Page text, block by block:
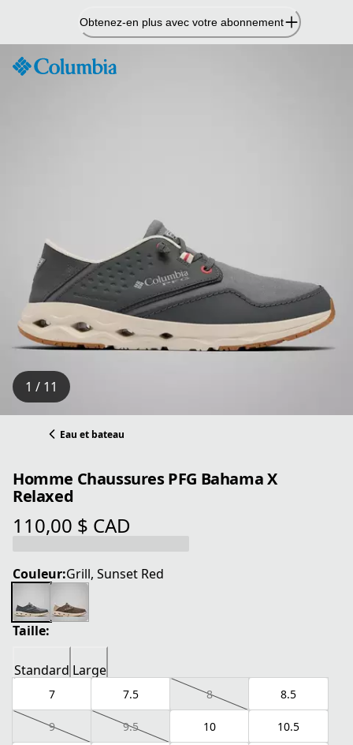
contenu
Obtenez-en plus avec votre abonnement
1 / 11
Eau et bateau
Homme Chaussures PFG Bahama X
Relaxed
110,00 $ CAD
prix actuel 110,00 $ CAD
Couleur:Grill, Sunset Red
Taille:
Standard Large
7 7.5 8 8.5
9 9.5 10 10.5